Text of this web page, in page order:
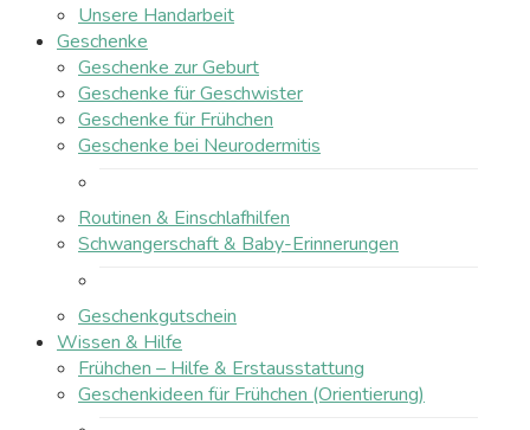
Unsere Handarbeit
Geschenke
Geschenke zur Geburt
Geschenke für Geschwister
Geschenke für Frühchen
Geschenke bei Neurodermitis
Routinen & Einschlafhilfen
Schwangerschaft & Baby-Erinnerungen
Geschenkgutschein
Wissen & Hilfe
Frühchen – Hilfe & Erstausstattung
Geschenkideen für Frühchen (Orientierung)